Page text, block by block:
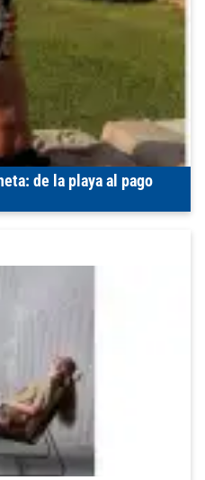
de la playa al pago